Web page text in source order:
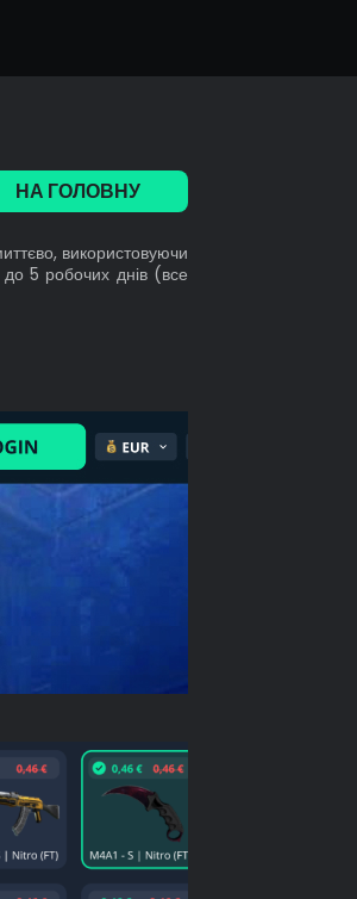
НА ГОЛОВНУ
використовуючи
5 робочих днів (все